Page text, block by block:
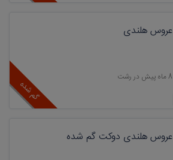
گم شده
عروس هلندی
8 ماه پیش در رشت
عروس هلندی دوکت گم شده